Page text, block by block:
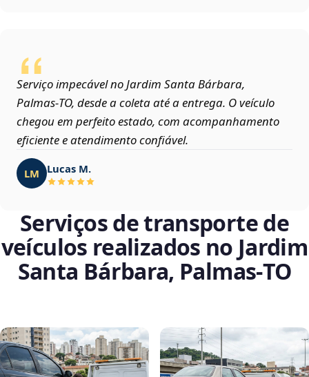
Serviço impecável no Jardim Santa Bárbara,
Palmas‑TO, desde a coleta até a entrega. O veículo
chegou em perfeito estado, com acompanhamento
eficiente e atendimento confiável.
LM Lucas M.
Serviços de transporte de
veículos realizados no Jardim
Santa Bárbara, Palmas‑TO